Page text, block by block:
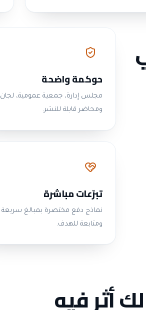
حوكمة واضحة
مجلس إدارة، جمعية عمومية،
ومحاضر قابلة للنشر.
تبرّعات مباشرة
نماذج دفع مختصرة بمبالغ سريعة
ومتابعة للهدف.
أثر فيه